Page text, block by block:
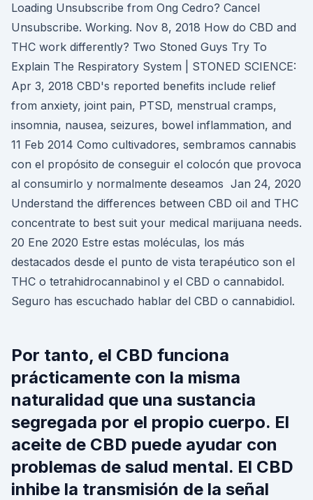
Loading Unsubscribe from Ong Cedro? Cancel
Unsubscribe. Working. Nov 8, 2018 How do CBD and
THC work differently? Two Stoned Guys Try To
Explain The Respiratory System | STONED SCIENCE:
Apr 3, 2018 CBD's reported benefits include relief
from anxiety, joint pain, PTSD, menstrual cramps,
insomnia, nausea, seizures, bowel inflammation, and
11 Feb 2014 Como cultivadores, sembramos cannabis
con el propósito de conseguir el colocón que provoca
al consumirlo y normalmente deseamos Jan 24, 2020
Understand the differences between CBD oil and THC
concentrate to best suit your medical marijuana needs.
20 Ene 2020 Estre estas moléculas, los más
destacados desde el punto de vista terapéutico son el
THC o tetrahidrocannabinol y el CBD o cannabidol.
Seguro has escuchado hablar del CBD o cannabidiol.
Por tanto, el CBD funciona
prácticamente con la misma
naturalidad que una sustancia
segregada por el propio cuerpo. El
aceite de CBD puede ayudar con
problemas de salud mental. El CBD
inhibe la transmisión de la señal